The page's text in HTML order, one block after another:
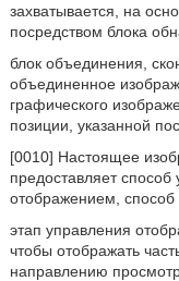
захватывается, на
посредством блока
блок объединения,
объединенное
графического
позиции, указанной
[0010] Настоящее
предоставляет
отображением, способ
этап управления
чтобы отображать
направлению